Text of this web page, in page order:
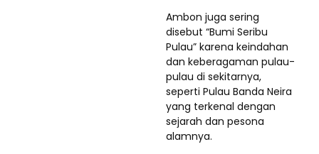
Ambon juga sering
disebut “Bumi Seribu
Pulau” karena keindahan
dan keberagaman pulau-
pulau di sekitarnya,
seperti Pulau Banda Neira
yang terkenal dengan
sejarah dan pesona
alamnya.